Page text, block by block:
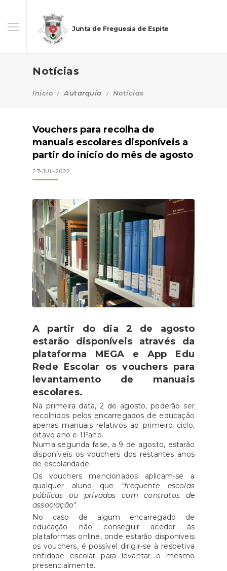
Junta de Freguesia de Espite
Notícias
Início Autarquia Notícias
Vouchers para recolha de
manuais escolares disponíveis a
partir do início do mês de agosto
27-JUL-2022
A partir do dia 2 de agosto
estarão disponíveis através da
plataforma MEGA e App Edu
Rede Escolar os vouchers para
levantamento de manuais
escolares.
Na primeira data, 2 de agosto, poderão ser
recolhidos pelos encarregados de educação
apenas manuais relativos ao primeiro ciclo,
oitavo ano e 11ºano.
Numa segunda fase, a 9 de agosto, estarão
disponíveis os vouchers dos restantes anos
de escolaridade.
Os vouchers mencionados aplicam-se a
qualquer aluno que "frequente escolas
públicas ou privadas com contratos de
associação".
No caso de algum encarregado de
educação não conseguir aceder às
plataformas online, onde estarão disponíveis
os vouchers, é possível dirigir-se à respetiva
entidade escolar para levantar o mesmo
presencialmente.